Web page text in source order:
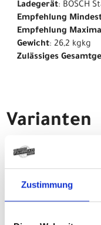
Zustimmung
Ladegerät: BOSCH
Empfehlung
Empfehlung
Gewicht: 26,2 kgkg
Zulässiges
Varianten
M 29"/